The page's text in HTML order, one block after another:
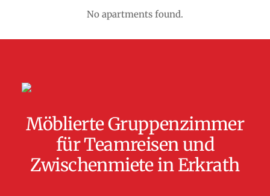
No apartments found.
Möblierte Gruppenzimmer
für Teamreisen und
Zwischenmiete in Erkrath